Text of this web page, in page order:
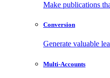
Make publications
Conversion
Generate valuable
Multi-Accounts